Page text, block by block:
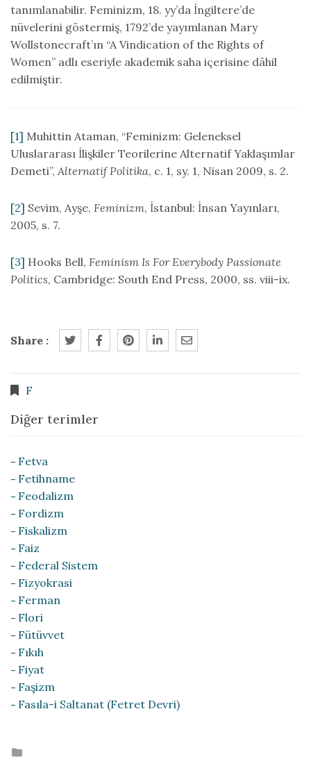
tanımlanabilir. Feminizm, 18. yy’da İngiltere’de
nüvelerini göstermiş, 1792’de yayımlanan Mary
Wollstonecraft’ın “A Vindication of the Rights of
Women” adlı eseriyle akademik saha içerisine dâhil
edilmiştir.
[1] Muhittin Ataman, “Feminizm: Geleneksel
Uluslararası İlişkiler Teorilerine Alternatif Yaklaşımlar
Demeti”, Alternatif Politika, c. 1, sy. 1, Nisan 2009, s. 2.
[2] Sevim, Ayşe, Feminizm, İstanbul: İnsan Yayınları,
2005, s. 7.
[3] Hooks Bell, Feminism Is For Everybody Passionate
Politics, Cambridge: South End Press, 2000, ss. viii-ix.
Share :
F
Diğer terimler
Fetva
Fetihname
Feodalizm
Fordizm
Fiskalizm
Faiz
Federal Sistem
Fizyokrasi
Ferman
Flori
Fütüvvet
Fıkıh
Fiyat
Faşizm
Fasıla-i Saltanat (Fetret Devri)